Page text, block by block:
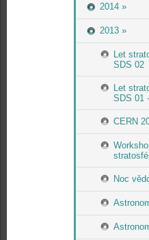
2014 »
2013 »
Let
SDS 02
Let
SDS 01
CERN
Noc